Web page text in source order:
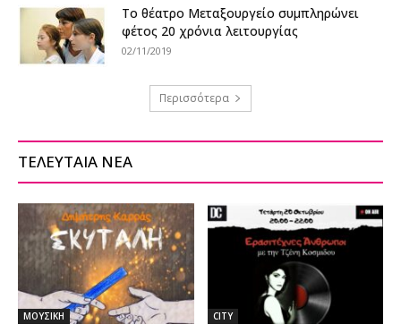
Το θέατρο Μεταξουργείο συμπληρώνει
φέτος 20 χρόνια λειτουργίας
02/11/2019
Περισσότερα
ΤΕΛΕΥΤΑΙΑ ΝΕΑ
ΜΟΥΣΙΚΗ CITY